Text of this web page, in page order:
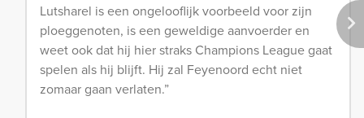
Lutsharel is een ongelooflijk voorbeeld voor zijn
ploeggenoten, is een geweldige aanvoerder en
weet ook dat hij hier straks Champions League gaat
spelen als hij blijft. Hij zal Feyenoord echt niet
zomaar gaan verlaten.”